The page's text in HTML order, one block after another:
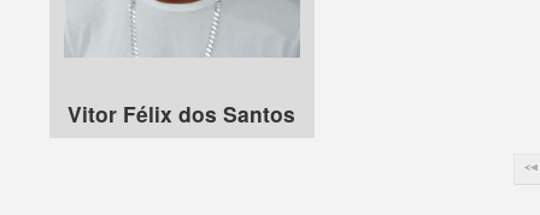
Vitor Félix dos Santos